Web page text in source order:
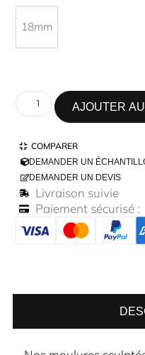
18mm
AJOUTER
COMPARER
DEMANDER UN
DEMANDER UN DEVIS
Livraison suivie
Paiement sécurisé :